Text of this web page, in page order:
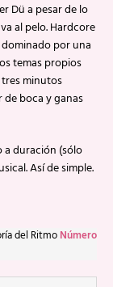
Dü a pesar de lo
al pelo. Hardcore
por una
temas propios
minutos
boca y ganas
a duración (sólo
Así de simple.
del Ritmo Número